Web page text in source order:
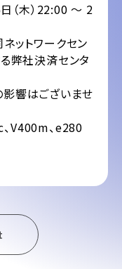
（木）22:00 ～ 2
ットワークセン
弊社決済センタ
はございませ
V400m、e280